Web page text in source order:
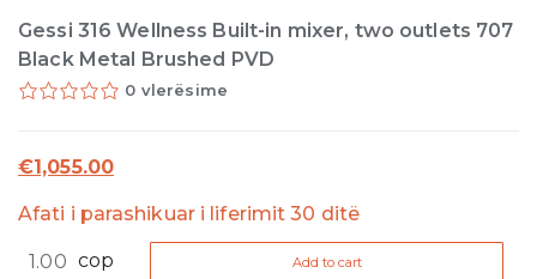
Gessi 316 Wellness Built-in mixer, two outlets 707
Black Metal Brushed PVD
0 vlerësime
€1,055.00
Afati i parashikuar i liferimit 30 ditë
316
cop Add to cart